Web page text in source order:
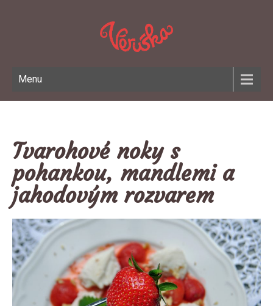
Menu
Tvarohové noky s
pohankou, mandlemi a
jahodovým rozvarem